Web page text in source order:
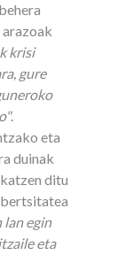
krisi
gure
.
eta
duinak
ditu
lan egin
eta